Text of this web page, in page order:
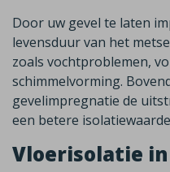
Door uw gevel te laten
levensduur van het
zoals vochtproblemen,
schimmelvorming.
gevelimpregnatie de
een betere
Vloerisolatie